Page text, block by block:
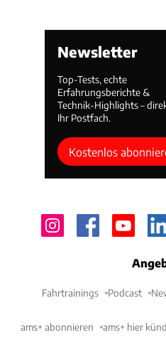
Newsletter
Top-Tests, echte
Erfahrungsberichte &
Technik-Highlights –
Ihr Postfach.
Kostenlos
Fahrtrainings Podcast
ams+ abonnieren ams+ hier